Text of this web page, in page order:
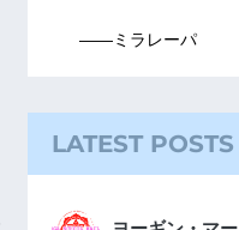
――ミラレーパ
LATEST POSTS